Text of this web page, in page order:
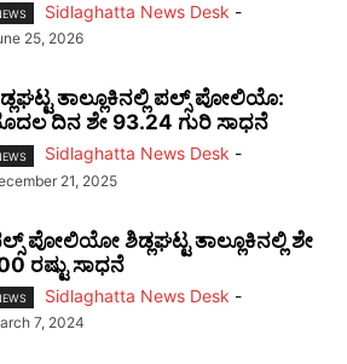
Sidlaghatta News Desk -
25, 2026
ತಾಲ್ಲೂಕಿನಲ್ಲಿ ಪಲ್ಸ್ ಪೋಲಿಯೊ:
ದಿನ ಶೇ 93.24 ಗುರಿ ಸಾಧನೆ
Sidlaghatta News Desk -
21, 2025
ಪೋಲಿಯೋ ಶಿಡ್ಲಘಟ್ಟ ತಾಲ್ಲೂಕಿನಲ್ಲಿ ಶೇ
ರಷ್ಟು ಸಾಧನೆ
Sidlaghatta News Desk -
7, 2024